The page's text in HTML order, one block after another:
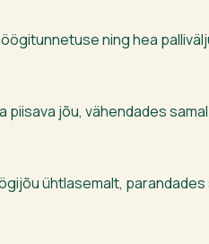
ning hea
jõu, vähendades
ühtlasemalt,